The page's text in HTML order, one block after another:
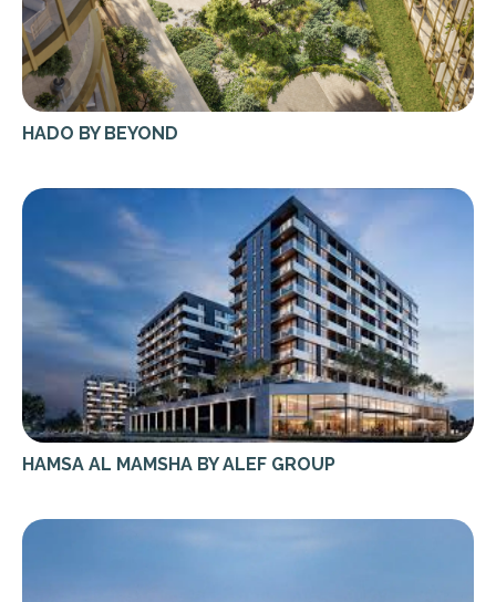
HADO BY BEYOND
HAMSA AL MAMSHA BY ALEF GROUP